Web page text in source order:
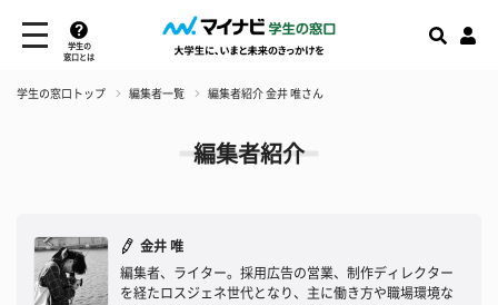
学生の
窓口とは
学生の窓口トップ 編集者一覧 編集者紹介 金井 唯さん
編集者紹介
金井 唯
編集者、ライター。採用広告の営業、制作ディレクター
を経たロスジェネ世代となり、主に働き方や職場環境な